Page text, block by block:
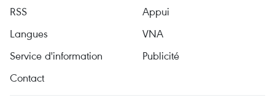
RSS
Appui
Langues
VNA
Service d'information
Publicité
Contact